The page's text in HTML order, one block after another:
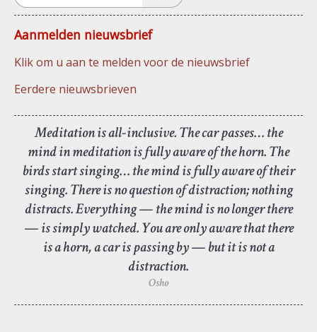
Aanmelden nieuwsbrief
Klik om u aan te melden voor de nieuwsbrief
Eerdere nieuwsbrieven
Meditation is all-inclusive. The car passes… the
mind in meditation is fully aware of the horn. The
birds start singing… the mind is fully aware of their
singing. There is no question of distraction; nothing
distracts. Everything — the mind is no longer there
— is simply watched. You are only aware that there
is a horn, a car is passing by — but it is not a
distraction.
Osho